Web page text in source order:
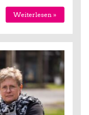
Weiterlesen »